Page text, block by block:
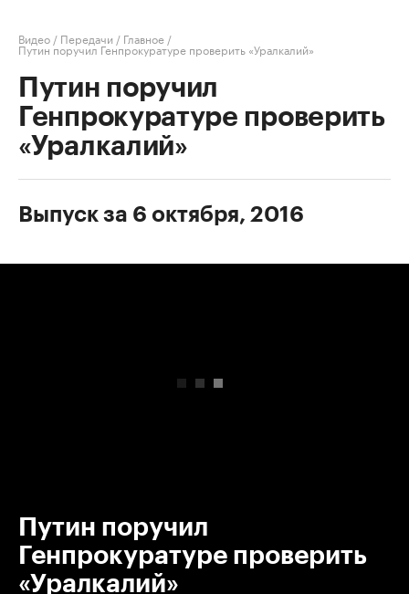
Видео / Передачи / Главное /
Путин поручил Генпрокуратуре проверить «Уралкалий»
Путин поручил
Генпрокуратуре проверить
«Уралкалий»
Выпуск за 6 октября, 2016
Путин поручил
Генпрокуратуре проверить
«Уралкалий»